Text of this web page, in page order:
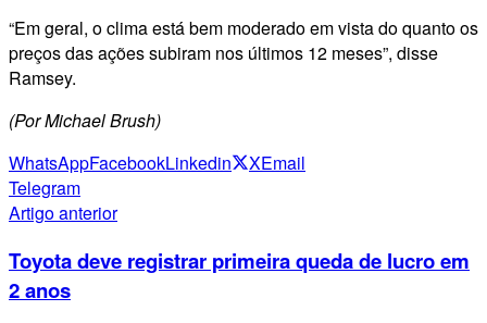
“Em geral, o clima está bem moderado em vista do quanto os
preços das ações subiram nos últimos 12 meses”, disse
Ramsey.
(Por Michael Brush)
WhatsAppFacebookLinkedin XEmail
Telegram
Artigo anterior
Toyota deve registrar primeira queda de lucro em
2 anos